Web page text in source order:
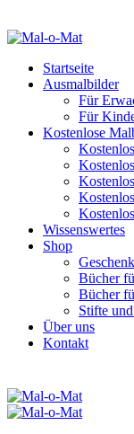
Startseite
Ausmalbilder
Für
Für
Kostenlose
Wissenswertes
Shop
Bücher
Bücher
Stifte
Über uns
Kontakt